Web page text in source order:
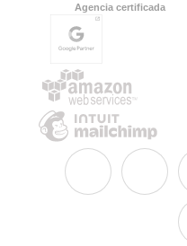
Agencia certificada